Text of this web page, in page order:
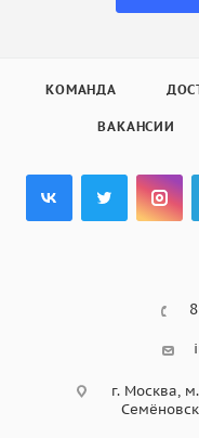
КОМАНДА
ВАКАНСИИ
г. Москва,